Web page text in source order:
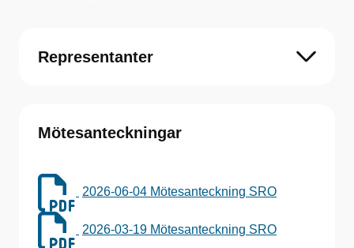
Representanter
Mötesanteckningar
2026-06-04 Mötesanteckning SRO
2026-03-19 Mötesanteckning SRO